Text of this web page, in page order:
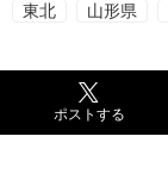
東北 山形県
ポストする